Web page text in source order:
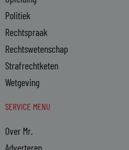
Politiek
Rechtspraak
Rechtswetenschap
Strafrechtketen
Wetgeving
SERVICE MENU
Over Mr.
Adverteren